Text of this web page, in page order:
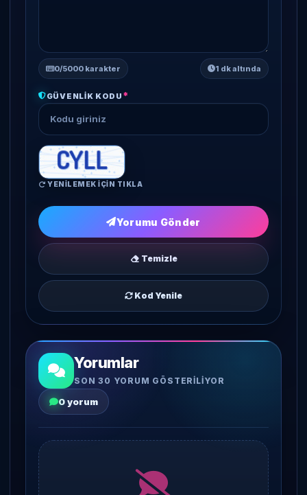
0/5000 karakter 1 dk altında
GÜVENLIK KODU *
YENILEMEK IÇIN TIKLA
Yorumu Gönder
Temizle
Kod Yenile
Yorumlar
SON 30 YORUM GÖSTERILIYOR
0 yorum